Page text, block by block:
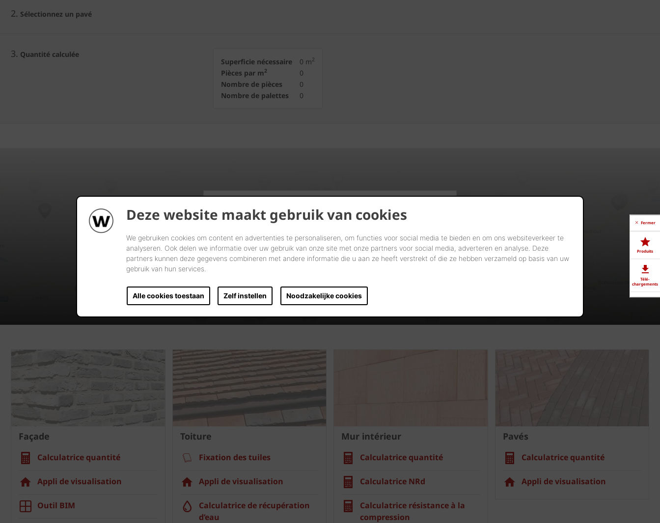
Deze website maakt gebruik van cookies
We gebruiken cookies om content en advertenties te personaliseren, om functies voor social media te bieden en om ons websiteverkeer te
analyseren. Ook delen we informatie over uw gebruik van onze site met onze partners voor social media, adverteren en analyse. Deze
partners kunnen deze gegevens combineren met andere informatie die u aan ze heeft verstrekt of die ze hebben verzameld op basis van uw
gebruik van hun services.
Alle cookies toestaan Zelf instellen Noodzakelijke cookies
2. Sélectionnez un pavé
3. Quantité calculée
Superficie nécessaire 0 m2
Pièces par m2
0
Nombre de pièces
0
Nombre de palettes
0
Trouvez des distributeurs près
de chez vous
DÉMARREZ VOTRE RECHERCHE
Façade
Calculatrice quantité
Appli de visualisation
Outil BIM
Toiture
Fixation des tuiles
Appli de visualisation
Calculatrice de récupération
d’eau
Mur intérieur
Calculatrice quantité
Calculatrice NRd
Calculatrice résistance à la
compression
Pavés
Calculatrice quantité
Appli de visualisation
Fermer
Produits
Télé-
chargements